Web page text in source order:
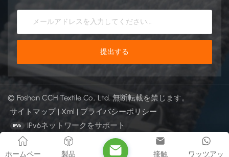
© Foshan CCH Textile Co., Ltd. 無断転載を禁じます。
サイトマップ | Xml | プライバシーポリシー
IPv6ネットワークをサポート
ホームペー 製品 ワッツアッ
接触